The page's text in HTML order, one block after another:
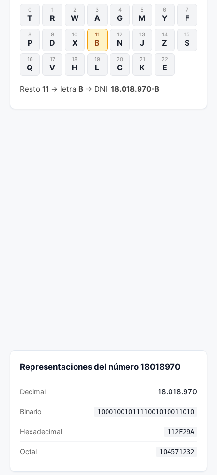
0
T
1
R
2
W
3
A
4
G
5
M
6
Y
7
F
8
P
9
D
10
X
11
B
12
N
13
J
14
Z
15
S
16
Q
17
V
18
H
19
L
20
C
21
K
22
E
Resto 11 → letra B → DNI: 18.018.970-B
Representaciones del número 18018970
Decimal 18.018.970
Binario 1000100101111001010011010
Hexadecimal 112F29A
Octal 104571232